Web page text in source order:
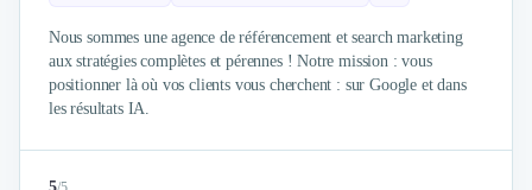
Nous sommes une agence de référencement et search marketing
aux stratégies complètes et pérennes ! Notre mission : vous
positionner là où vos clients vous cherchent : sur Google et dans
les résultats IA.